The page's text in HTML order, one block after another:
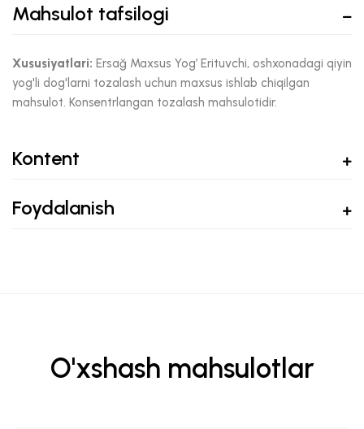
Mahsulot tafsilogi
Xususiyatlari: Ersağ Maxsus Yog’ Erituvchi, oshxonadagi qiyin
yog'li dog'larni tozalash uchun maxsus ishlab chiqilgan
mahsulot. Konsentrlangan tozalash mahsulotidir.
Kontent
Foydalanish
O'xshash mahsulotlar